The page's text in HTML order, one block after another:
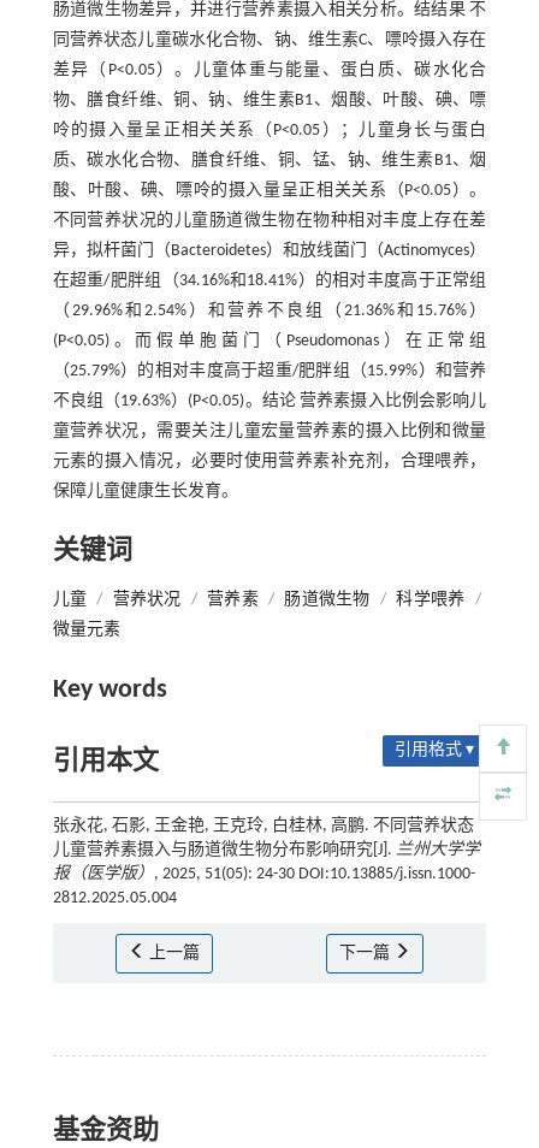
肠道微生物差异，并进行营养素摄入相关分析。结结果 不
同营养状态儿童碳水化合物、钠、维生素C、嘌呤摄入存在
差异（P<0.05）。儿童体重与能量、蛋白质、碳水化合
物、膳食纤维、铜、钠、维生素B1、烟酸、叶酸、碘、嘌
呤的摄入量呈正相关关系（P<0.05）；儿童身长与蛋白
质、碳水化合物、膳食纤维、铜、锰、钠、维生素B1、烟
酸、叶酸、碘、嘌呤的摄入量呈正相关关系（P<0.05）。
不同营养状况的儿童肠道微生物在物种相对丰度上存在差
异，拟杆菌门（Bacteroidetes）和放线菌门（Actinomyces）
在超重/肥胖组（34.16%和18.41%）的相对丰度高于正常组
（29.96%和2.54%）和营养不良组（21.36%和15.76%）
(P<0.05)。而假单胞菌门（Pseudomonas）在正常组
（25.79%）的相对丰度高于超重/肥胖组（15.99%）和营养
不良组（19.63%）(P<0.05)。结论 营养素摄入比例会影响儿
童营养状况，需要关注儿童宏量营养素的摄入比例和微量
元素的摄入情况，必要时使用营养素补充剂，合理喂养，
保障儿童健康生长发育。
关键词
儿童 / 营养状况 / 营养素 / 肠道微生物 / 科学喂养 /
微量元素
Key words
引用本文 引用格式 ▾
张永花, 石影, 王金艳, 王克玲, 白桂林, 高鹏. 不同营养状态
儿童营养素摄入与肠道微生物分布影响研究[J]. 兰州大学学
报（医学版） , 2025, 51(05): 24-30 DOI:10.13885/j.issn.1000-
2812.2025.05.004
上一篇 下一篇
基金资助